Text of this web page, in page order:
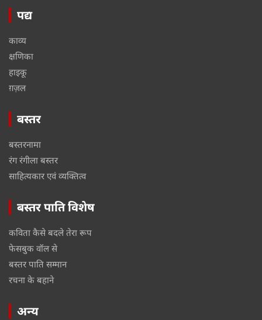
पद्य
काव्य
क्षणिका
हाइकू
ग़ज़ल
बस्तर
बस्तरनामा
रंग रंगीला बस्तर
साहित्यकार एवं व्यक्तित्व
बस्तर पाति विशेष
कविता कैसे बदले तेरा रूप
फेसबुक वॉल से
बस्तर पाति सम्मान
रचना के बहाने
अन्य